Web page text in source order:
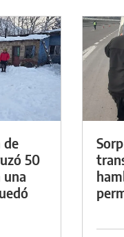
de
50
una